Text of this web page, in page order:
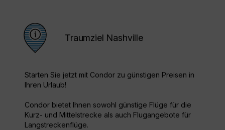
Traumziel Nashville
Starten Sie jetzt mit Condor zu günstigen Preisen in
Ihren Urlaub!
Condor bietet Ihnen sowohl günstige Flüge für die
Kurz- und Mittelstrecke als auch Flugangebote für
Langstreckenflüge.